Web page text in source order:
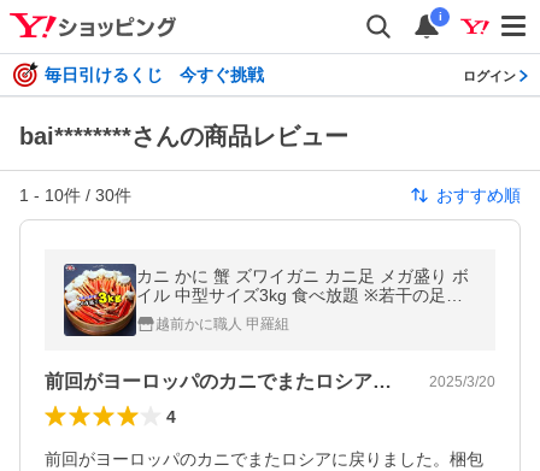
i
毎日引けるくじ 今すぐ挑戦 ログイン
bai********さんの商品レビュー
1 - 10件 / 30件 おすすめ順
カニ かに 蟹 ズワイガニ カニ足 メガ盛り ボ
イル 中型サイズ3kg 食べ放題 ※若干の足折
れが入る場合があります ずわい かに足 ポイ
ント利用 爆買
越前かに職人 甲羅組
前回がヨーロッパのカニでまたロシアに戻… 2025/3/20
4
前回がヨーロッパのカニでまたロシアに戻りました。梱包